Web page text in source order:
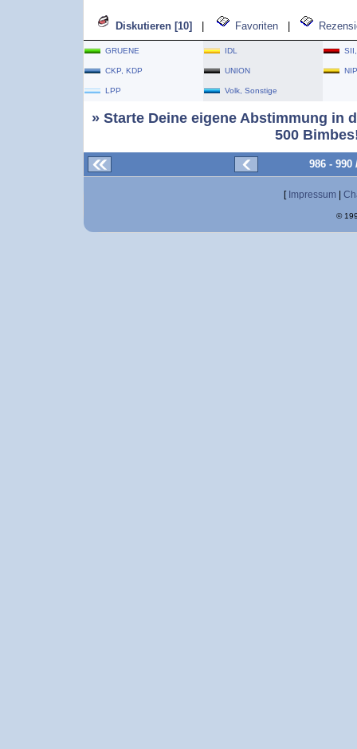
Diskutieren [10] Favoriten
GRUENE IDL
CKP, KDP UNION NIP
LPP Volk, Sonstige
» Starte Deine eigene Abstimmung in
500
986 -
[ Impressum
©